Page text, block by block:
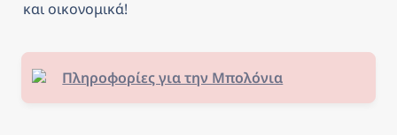
και οικονομικά!
Πληροφορίες για την Μπολόνια